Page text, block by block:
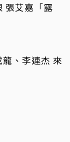
張艾嘉「露
龍、李連杰 來